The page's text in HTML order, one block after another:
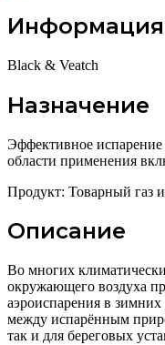
Black & Veatch
Назначение
Эффективное
области применения
Продукт: Товарный газ
Описание
Во многих
окружающего воздуха
аэроиспарения в
между испарённым
так и для береговых